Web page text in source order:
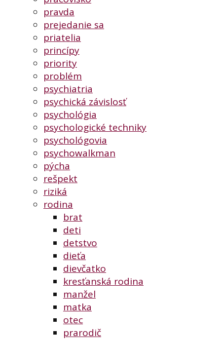
pravda
prejedanie sa
priatelia
princípy
priority
problém
psychiatria
psychická závislosť
psychológia
psychologické techniky
psychológovia
psychowalkman
pýcha
rešpekt
riziká
rodina
brat
deti
detstvo
dieťa
dievčatko
kresťanská rodina
manžel
matka
otec
prarodič